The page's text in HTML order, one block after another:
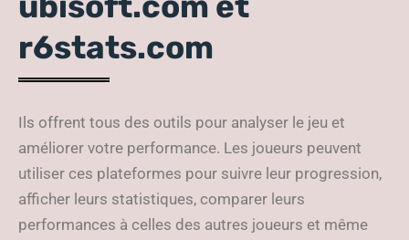
r6stats.com
Ils offrent tous des outils pour analyser le jeu et
améliorer votre performance. Les joueurs peuvent
utiliser ces plateformes pour suivre leur progression,
afficher leurs statistiques, comparer leurs
performances à celles des autres joueurs et même